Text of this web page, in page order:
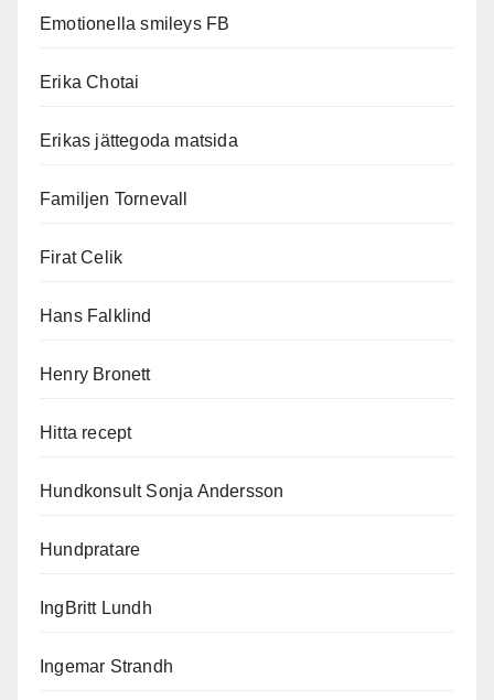
Emotionella smileys FB
Erika Chotai
Erikas jättegoda matsida
Familjen Tornevall
Firat Celik
Hans Falklind
Henry Bronett
Hitta recept
Hundkonsult Sonja Andersson
Hundpratare
IngBritt Lundh
Ingemar Strandh